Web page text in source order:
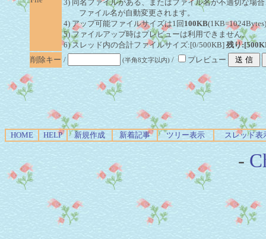
3) 同名ファイルがある、またはファイル名が不適切な場
ファイル名が自動変更されます。
4) アップ可能ファイルサイズは1回 100KB
5) ファイルアップ時はプレビューは利用できません。
6) スレッド内の合計ファイルサイズ:[0/500KB] 残り
削除キー / (半角8文字以内) / プレビュー
HOME HELP 新規作成 新着記事 ツリー表示 スレッド表
-